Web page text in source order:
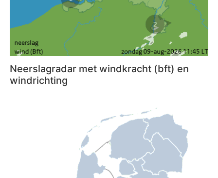
Neerslagradar met windkracht (bft) en
windrichting